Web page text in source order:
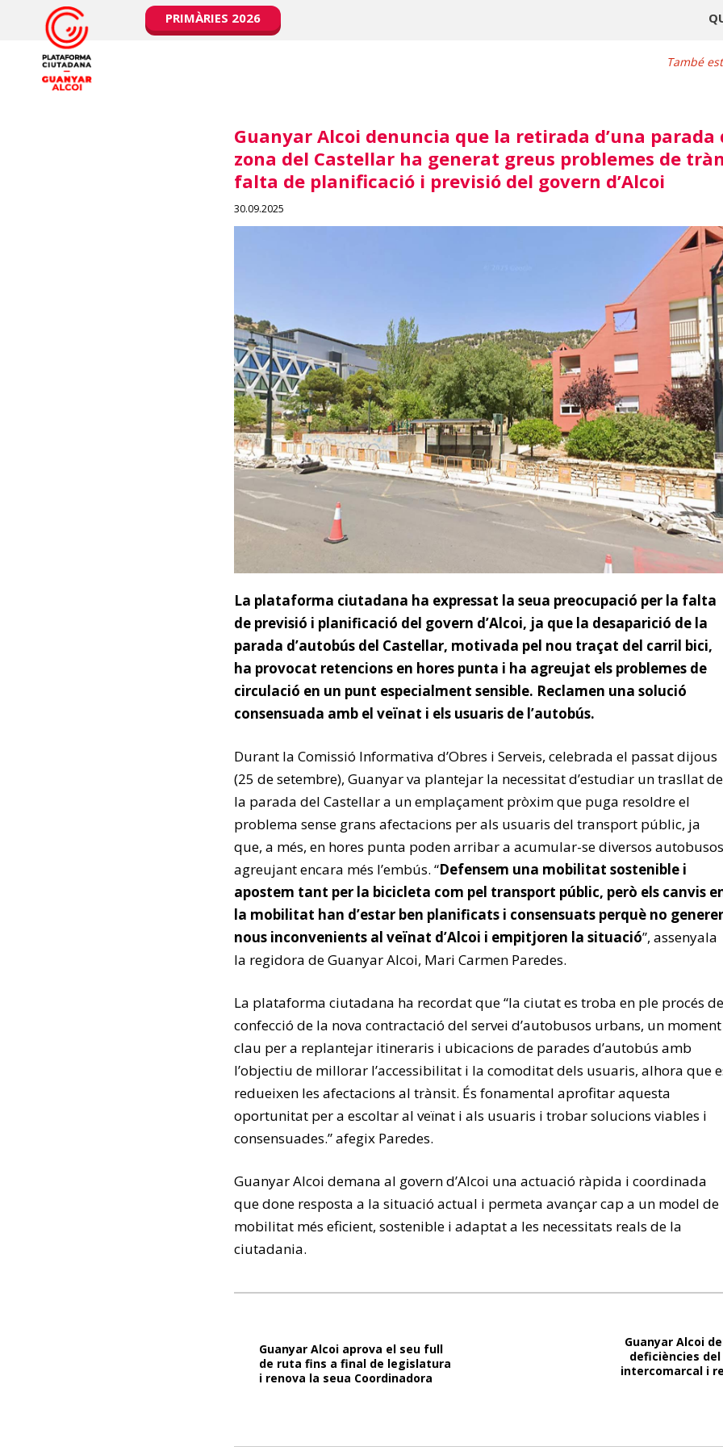
PRIMÀRIES 2026
També
Guanyar Alcoi denuncia que la retirada d’una parada
zona del Castellar ha generat greus problemes de
falta de planificació i previsió del govern d’Alcoi
30.09.2025
La plataforma ciutadana ha expressat la seua preocupació per la falta
de previsió i planificació del govern d’Alcoi, ja que la desaparició de la
parada d’autobús del Castellar, motivada pel nou traçat del carril bici,
ha provocat retencions en hores punta i ha agreujat els problemes de
circulació en un punt especialment sensible. Reclamen una solució
consensuada amb el veïnat i els usuaris de l’autobús.
Durant la Comissió Informativa d’Obres i Serveis, celebrada el passat dijous
(25 de setembre), Guanyar va plantejar la necessitat d’estudiar un trasllat de
la parada del Castellar a un emplaçament pròxim que puga resoldre el
problema sense grans afectacions per als usuaris del transport públic, ja
que, a més, en hores punta poden arribar a acumular-se diversos
agreujant encara més l’embús. “Defensem una mobilitat sostenible i
apostem tant per la bicicleta com pel transport públic, però els canvis
la mobilitat han d’estar ben planificats i consensuats perquè no
nous inconvenients al veïnat d’Alcoi i empitjoren la situació”, assenyala
la regidora de Guanyar Alcoi, Mari Carmen Paredes.
La plataforma ciutadana ha recordat que “la ciutat es troba en ple procés de
confecció de la nova contractació del servei d’autobusos urbans, un moment
clau per a replantejar itineraris i ubicacions de parades d’autobús amb
l’objectiu de millorar l’accessibilitat i la comoditat dels usuaris, alhora que
redueixen les afectacions al trànsit. És fonamental aprofitar aquesta
oportunitat per a escoltar al veïnat i als usuaris i trobar solucions viables i
consensuades.” afegix Paredes.
Guanyar Alcoi demana al govern d’Alcoi una actuació ràpida i coordinada
que done resposta a la situació actual i permeta avançar cap a un model de
mobilitat més eficient, sostenible i adaptat a les necessitats reals de la
ciutadania.
Guanyar Alcoi
deficiències
intercomarcal i
Guanyar Alcoi aprova el seu full
de ruta fins a final de legislatura
i renova la seua Coordinadora